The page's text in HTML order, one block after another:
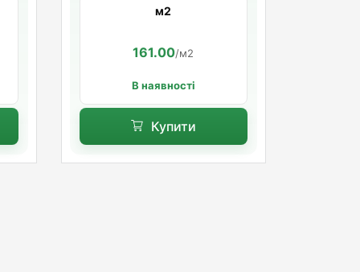
м2
161.00/м2
В наявності
Купити